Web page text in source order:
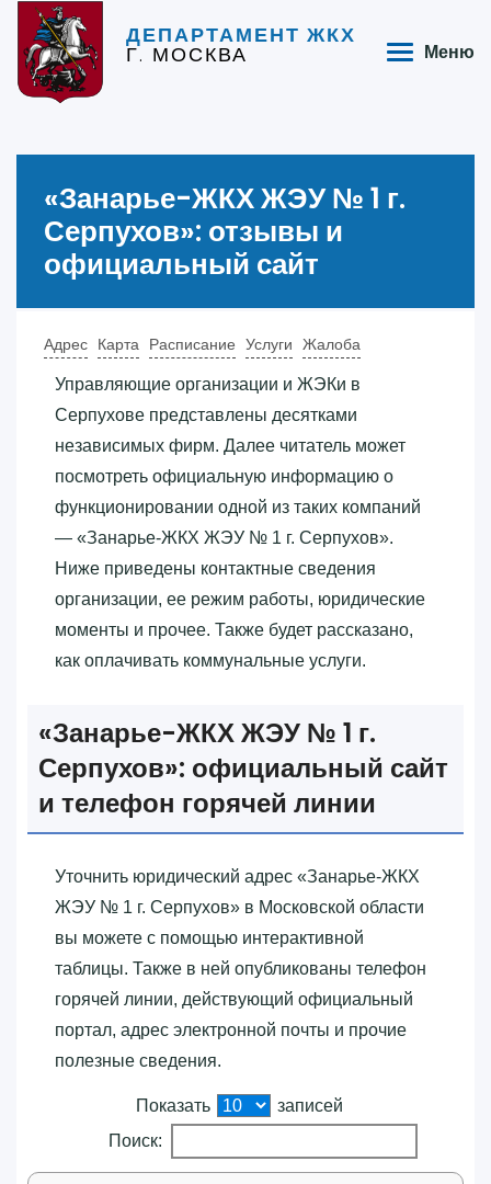
ДЕПАРТАМЕНТ ЖКХ
Г. МОСКВА Меню
«‎Занарье-ЖКХ ЖЭУ № 1 г.
Серпухов»‎: отзывы и
официальный сайт
Адрес Карта Расписание Услуги Жалоба
Управляющие организации и ЖЭКи в
Серпухове представлены десятками
независимых фирм. Далее читатель может
посмотреть официальную информацию о
функционировании одной из таких компаний
— «‎Занарье-ЖКХ ЖЭУ № 1 г. Серпухов»‎.
Ниже приведены контактные сведения
организации, ее режим работы, юридические
моменты и прочее. Также будет рассказано,
как оплачивать коммунальные услуги.
«‎Занарье-ЖКХ ЖЭУ № 1 г.
Серпухов»‎: официальный сайт
и телефон горячей линии
Уточнить юридический адрес «‎Занарье-ЖКХ
ЖЭУ № 1 г. Серпухов»‎ в Московской области
вы можете с помощью интерактивной
таблицы. Также в ней опубликованы телефон
горячей линии, действующий официальный
портал, адрес электронной почты и прочие
полезные сведения.
Показать
записей
Поиск: